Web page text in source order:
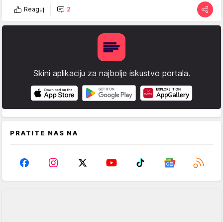
Reaguj 2
Skini aplikaciju za najbolje iskustvo portala.
PRATITE NAS NA